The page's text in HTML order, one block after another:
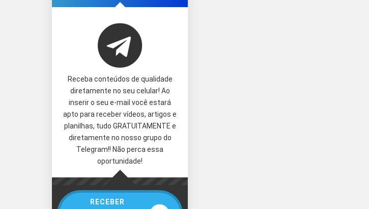
Receba conteúdos de qualidade
diretamente no seu celular! Ao
inserir o seu e-mail você estará
apto para receber vídeos, artigos e
planilhas, tudo GRATUITAMENTE e
diretamente no nosso grupo do
Telegram!! Não perca essa
oportunidade!
RECEBER